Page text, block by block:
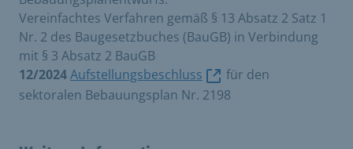
Vereinfachtes Verfahren gemäß § 13 Absatz 2 Satz 1
Nr. 2 des Baugesetzbuches (BauGB) in Verbindung
mit § 3 Absatz 2 BauGB
12/2024Aufstellungsbeschluss
für den
sektoralen Bebauungsplan Nr. 2198